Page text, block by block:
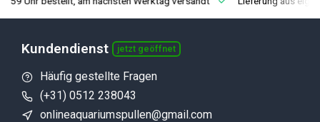
Kundendienst jetzt geöffnet
Häufig gestellte Fragen
(+31) 0512 238043
onlineaquariumspullen@gmail.com